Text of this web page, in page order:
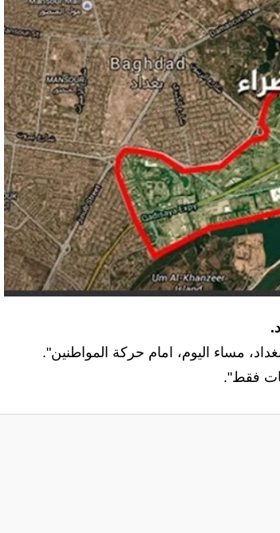
مساء اليوم، امام حركة المواطنين".
فقط".